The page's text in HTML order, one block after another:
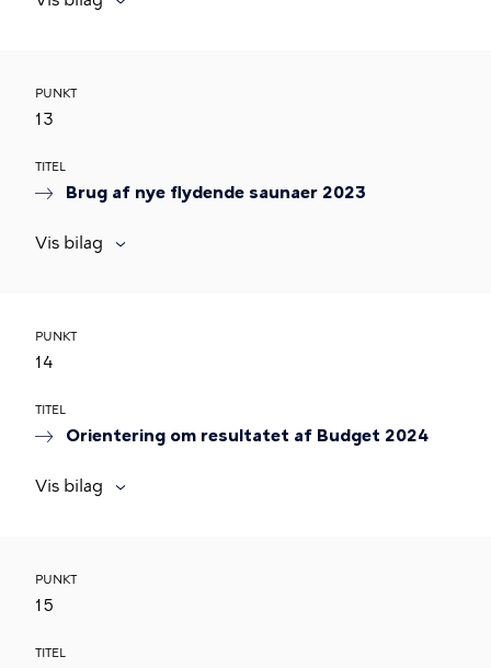
PUNKT
13
TITEL
Brug af nye flydende saunaer 2023
Vis bilag
PUNKT
14
TITEL
Orientering om resultatet af Budget 2024
Vis bilag
PUNKT
15
TITEL